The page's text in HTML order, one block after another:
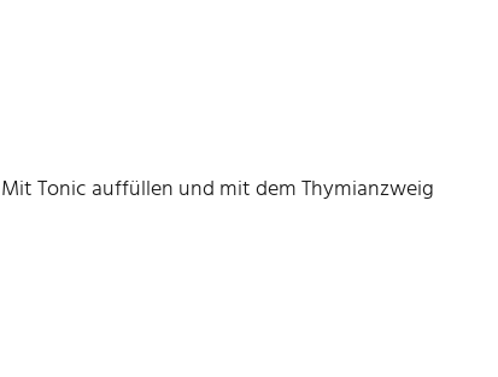
Tonic auffüllen und mit dem Thymianzweig